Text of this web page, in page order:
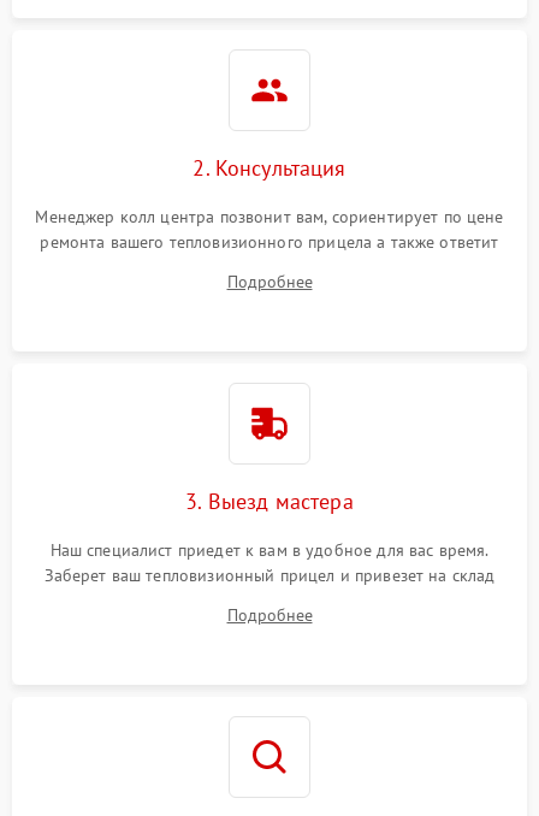
2. Консультация
Менеджер колл центра позвонит вам, сориентирует по цене
ремонта вашего тепловизионного прицела а также ответит
Подробнее
3. Выезд мастера
Наш специалист приедет к вам в удобное для вас время.
Заберет ваш тепловизионный прицел и привезет на склад
Подробнее